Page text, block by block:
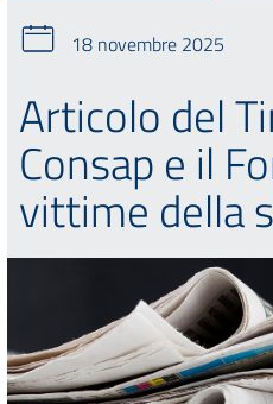
18 novembre 2025
Articolo del
Consap e il
vittime della